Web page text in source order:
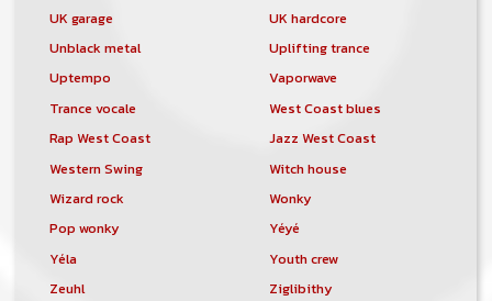
UK garage
UK hardcore
Unblack metal
Uplifting trance
Uptempo
Vaporwave
Trance vocale
West Coast blues
Rap West Coast
Jazz West Coast
Western Swing
Witch house
Wizard rock
Wonky
Pop wonky
Yéyé
Yéla
Youth crew
Zeuhl
Ziglibithy